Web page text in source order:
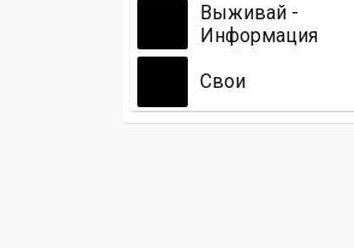
Выживай -
Информация
Свои